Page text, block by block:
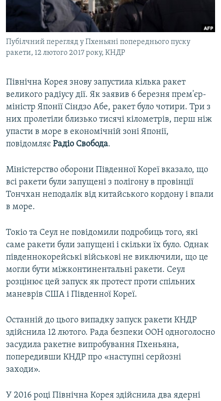
ВІДЕОУРОКИ «ELIFBE»
СВІДЧЕННЯ ОКУПАЦІЇ
УКРАЇНСЬКА ПРОБЛЕМА КРИМУ
Русский
Qırımtatar
Усі сайти RFE/RL
Пубілчний перегляд у Пхеньяні попереднього пуску
ракети, 12 лютого 2017 року, КНДР
Північна Корея знову запустила кілька ракет
великого радіусу дії. Як заявив 6 березня прем'єр-
міністр Японії Сіндзо Абе, ракет було чотири. Три з
них пролетіли близько тисячі кілометрів, перш ніж
упасти в море в економічній зоні Японії,
повідомляє Радіо Свобода.
Міністерство оборони Південної Кореї вказало, що
всі ракети були запущені з полігону в провінції
Тончхан неподалік від китайського кордону і впали
в море.
Токіо та Сеул не повідомили подробиць того, які
саме ракети були запущені і скільки їх було. Однак
південнокорейські військові не виключили, що це
могли бути міжконтинентальні ракети. Сеул
розцінює цей запуск як протест проти спільних
маневрів США і Південної Кореї.
Останній до цього випадку запуск ракети КНДР
здійснила 12 лютого. Рада безпеки ООН одноголосно
засудила ракетне випробування Пхеньяна,
попередивши КНДР про «наступні серйозні
заходи».
У 2016 році Північна Корея здійснила два ядерні